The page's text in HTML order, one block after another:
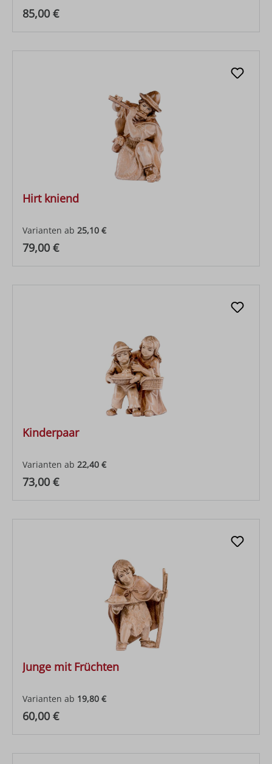
Regulärer Preis:
85,00 €
Hirt kniend
Varianten ab 25,10 €
Regulärer Preis:
79,00 €
Kinderpaar
Varianten ab 22,40 €
Regulärer Preis:
73,00 €
Junge mit Früchten
Varianten ab 19,80 €
Regulärer Preis:
60,00 €